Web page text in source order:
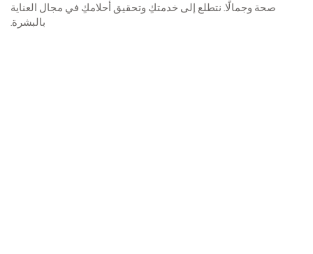
صحة وجمالًا. نتطلع إلى خدمتكِ وتحقيق أحلامكِ في مجال العناية
بالبشرة.